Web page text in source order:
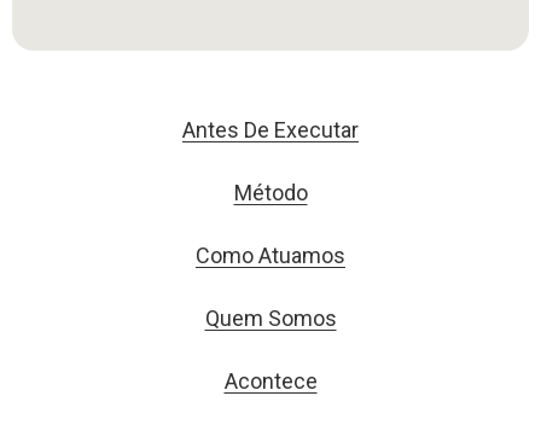
Antes De Executar
Método
Como Atuamos
Quem Somos
Acontece